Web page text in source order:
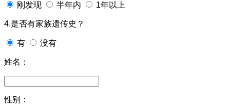
刚发现 半年内 1年以上
4.是否有家族遗传史？
有 没有
姓名：
性别：